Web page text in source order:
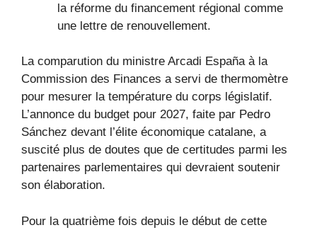
la réforme du financement régional comme
une lettre de renouvellement.
La comparution du ministre Arcadi España à la
Commission des Finances a servi de thermomètre
pour mesurer la température du corps législatif.
L’annonce du budget pour 2027, faite par Pedro
Sánchez devant l’élite économique catalane, a
suscité plus de doutes que de certitudes parmi les
partenaires parlementaires qui devraient soutenir
son élaboration.
Pour la quatrième fois depuis le début de cette